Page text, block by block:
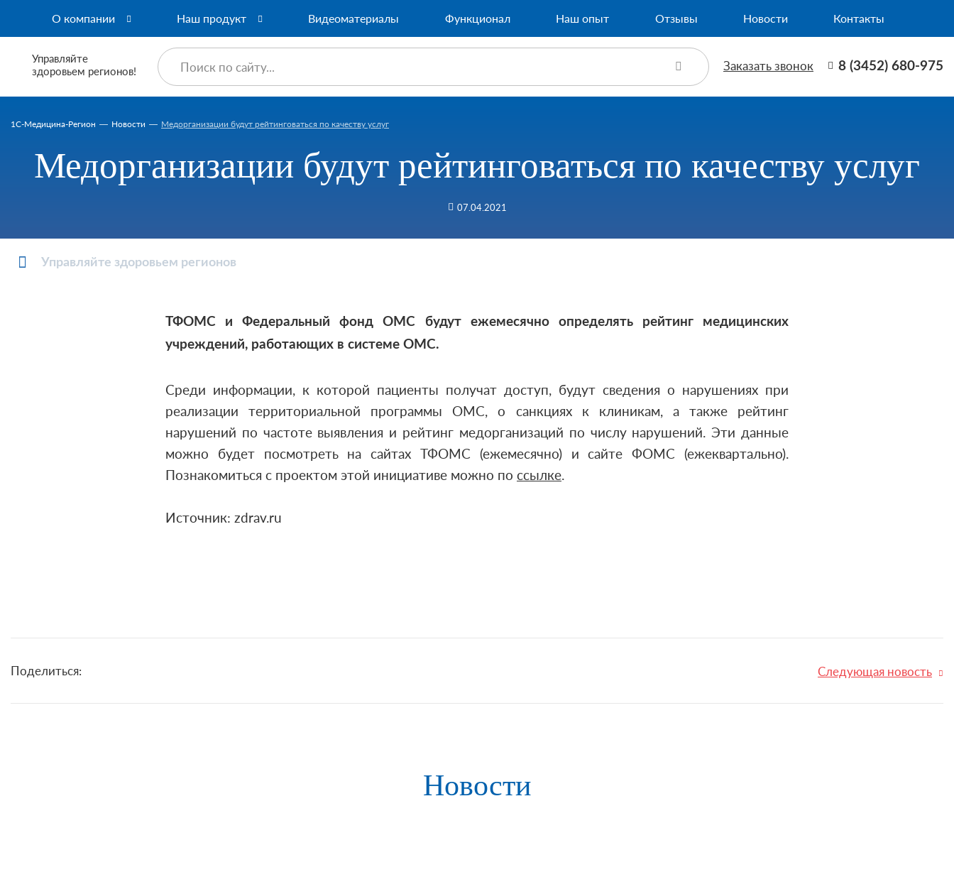
О компании Наш продукт Видеоматериалы Функционал Наш опыт Отзывы Новости Контакты
Управляйте
здоровьем регионов!
Заказать звонок 8 (3452) 680-975
1C-Медицина-Регион Новости Медорганизации будут рейтинговаться по качеству услуг
Медорганизации будут рейтинговаться по качеству услуг
07.04.2021
Управляйте здоровьем регионов
ТФОМС и Федеральный фонд ОМС будут ежемесячно определять рейтинг медицинских
учреждений, работающих в системе ОМС.
Среди информации, к которой пациенты получат доступ, будут сведения о нарушениях при
реализации территориальной программы ОМС, о санкциях к клиникам, а также рейтинг
нарушений по частоте выявления и рейтинг медорганизаций по числу нарушений. Эти данные
можно будет посмотреть на сайтах ТФОМС (ежемесячно) и сайте ФОМС (ежеквартально).
Познакомиться с проектом этой инициативе можно по ссылке.
Источник: zdrav.ru
Поделиться: Следующая новость
Новости